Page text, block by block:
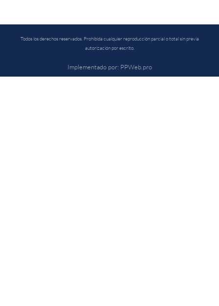
Todos los derechos reservados. Prohibida cualquier reproducción parcial o total sin previa
autorización por escrito.
Implementado por: PPWeb.pro